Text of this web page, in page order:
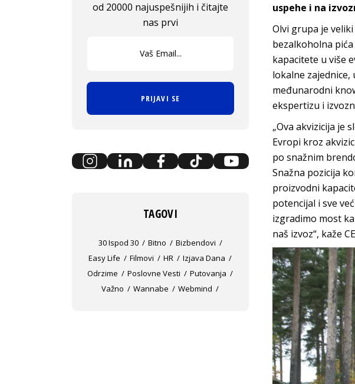
uspehe i na
Olvi grupa je
bezalkoholna
kapacitete u više
lokalne
međunarodni
ekspertizu i
„Ova akvizicija je
Evropi kroz
po snažnim
Snažna pozicija
proizvodni
potencijal i sve
izgradimo most
naš izvoz“, kaže
od 20000 najuspešnijih i čitajte
nas prvi
PRIJAVI SE
TAGOVI
30 Ispod 30 Bitno
Bizbendovi
Easy Life
Filmovi HR
Izjava Dana
Odrzime
Poslovne Vesti
Putovanja
Važno
Wannabe Webmind